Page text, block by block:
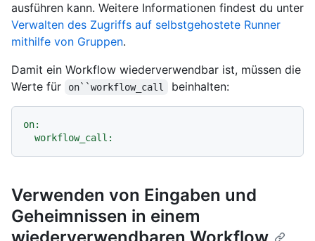
ausführen kann. Weitere Informationen findest du unter
Verwalten des Zugriffs auf selbstgehostete Runner
mithilfe von Gruppen.
Damit ein Workflow wiederverwendbar ist, müssen die
Werte für
on``workflow_call beinhalten:
on:
workflow_call:
Verwenden von Eingaben und
Geheimnissen in einem